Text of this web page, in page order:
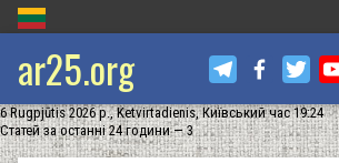
ar25.org
6 Rugpjūtis 2026 р., Ketvirtadienis, Київський час 19:24
Статей за останні 24 години — 3